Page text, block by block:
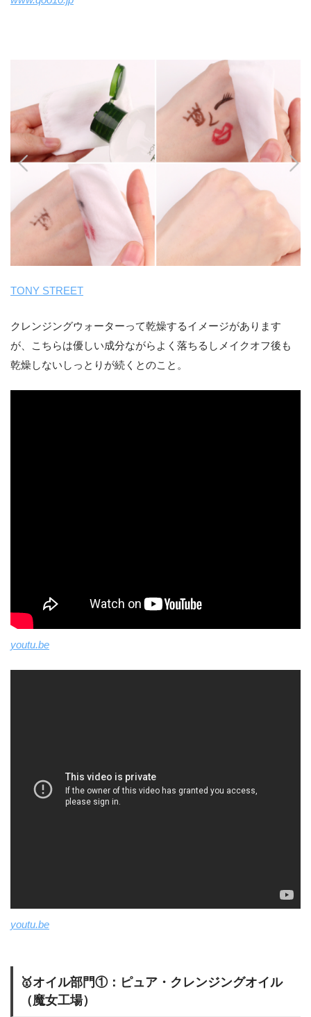
TONY STREET
クレンジングウォーターって乾燥するイメージがあります
が、こちらは優しい成分ながらよく落ちるしメイクオフ後も
乾燥しないしっとりが続くとのこと。
youtu.be
youtu.be
🥇オイル部門①：ピュア・クレンジングオイル
（魔女工場）